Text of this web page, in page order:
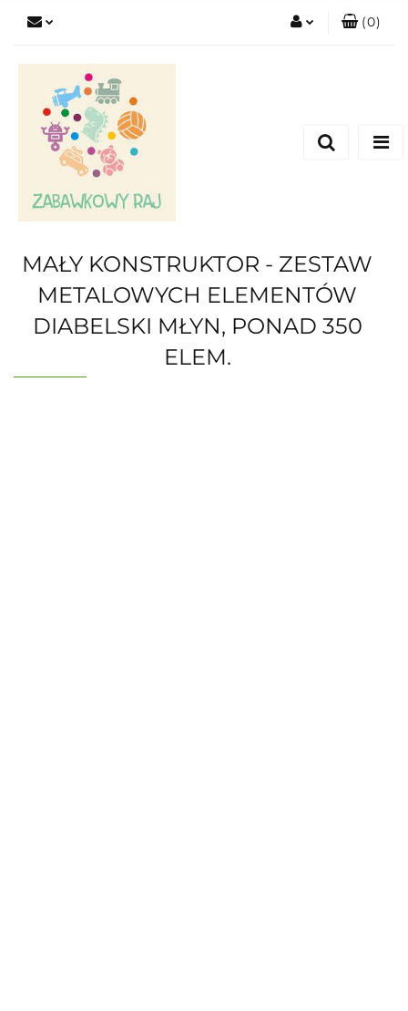
(0)
MAŁY KONSTRUKTOR - ZESTAW
METALOWYCH ELEMENTÓW
DIABELSKI MŁYN, PONAD 350
ELEM.